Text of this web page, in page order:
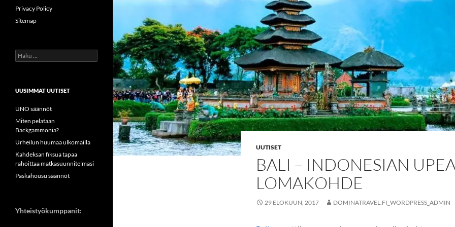
UUTISET
BALI – INDONESIAN
LOMAKOHDE
29 ELOKUUN, 2017 DOMINATRAVEL.FI_WORDPRESS_ADMIN
Privacy Policy
Sitemap
Haku:
UUSIMMAT UUTISET
UNO säännöt
Miten pelataan
Backgammonia?
Urheilun huumaa ulkomailla
Kahdeksan fiksua tapaa
rahoittaa matkasuunnitelmasi
Paskahousu säännöt
Yhteistyökumppanit: